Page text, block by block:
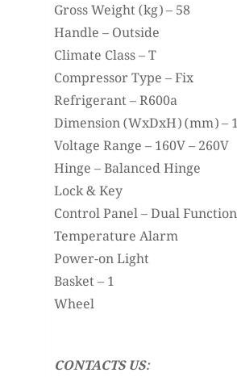
Gross Weight (kg) – 58
Handle – Outside
Climate Class – T
Compressor Type – Fix
Refrigerant – R600a
Dimension (WxDxH) (mm) –
Voltage Range – 160V – 260V
Hinge – Balanced Hinge
Lock & Key
Control Panel – Dual
Temperature Alarm
Power-on Light
Basket – 1
Wheel
CONTACTS US: